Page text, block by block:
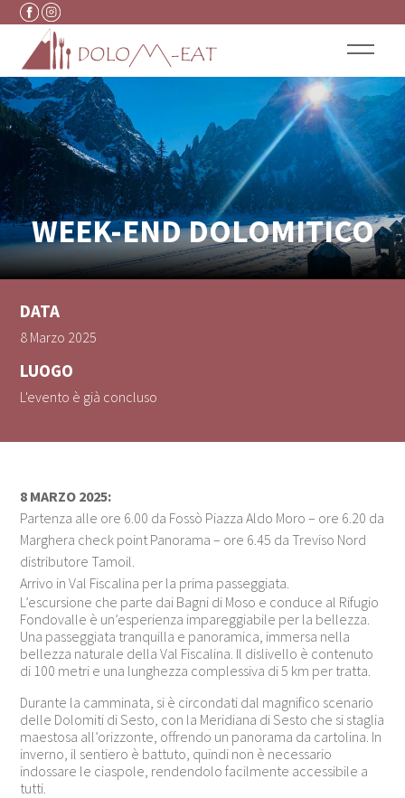
Vai al contenuto
WEEK-END DOLOMITICO
DATA
8 Marzo 2025
LUOGO
L'evento è già concluso
8 MARZO 2025:
Partenza alle ore 6.00 da Fossò Piazza Aldo Moro – ore 6.20 da
Marghera check point Panorama – ore 6.45 da Treviso Nord
distributore Tamoil.
Arrivo in Val Fiscalina per la prima passeggiata.
L’escursione che parte dai Bagni di Moso e conduce al Rifugio
Fondovalle è un’esperienza impareggiabile per la bellezza.
Una passeggiata tranquilla e panoramica, immersa nella
bellezza naturale della Val Fiscalina. Il dislivello è contenuto
di 100 metri e una lunghezza complessiva di 5 km per tratta.
Durante la camminata, si è circondati dal magnifico scenario
delle Dolomiti di Sesto, con la Meridiana di Sesto che si staglia
maestosa all’orizzonte, offrendo un panorama da cartolina. In
inverno, il sentiero è battuto, quindi non è necessario
indossare le ciaspole, rendendolo facilmente accessibile a
tutti.